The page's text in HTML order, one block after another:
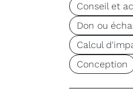
Conseil et
Don ou
Calcul
Conception